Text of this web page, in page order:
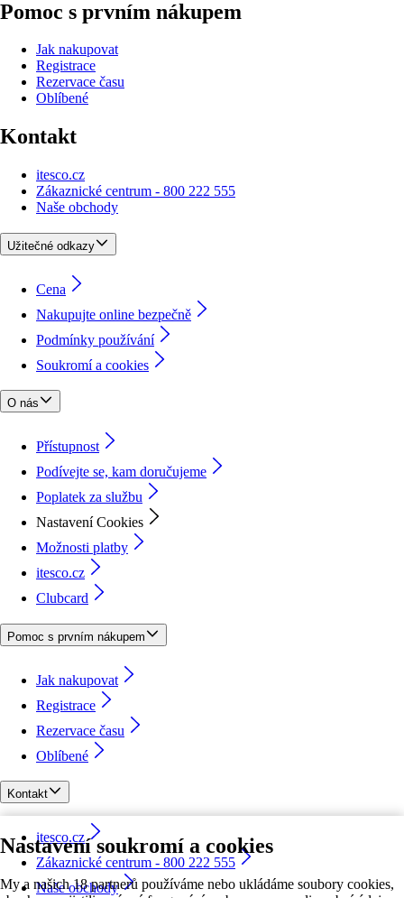
Nastavení soukromí a cookies
My a našich 18 partnerů používáme nebo ukládáme soubory cookies,
Pomoc s prvním nákupem
Jak nakupovat
Registrace
Rezervace času
Oblíbené
Kontakt
itesco.cz
Zákaznické centrum - 800 222 555
Naše obchody
Užitečné odkazy
Cena
Nakupujte online bezpečně
Podmínky používání
Soukromí a cookies
O nás
Přístupnost
Podívejte se, kam doručujeme
Poplatek za službu
Nastavení Cookies
Možnosti platby
itesco.cz
Clubcard
Pomoc s prvním nákupem
Jak nakupovat
Registrace
Rezervace času
Oblíbené
Kontakt
itesco.cz
Zákaznické centrum - 800 222 555
Naše obchody